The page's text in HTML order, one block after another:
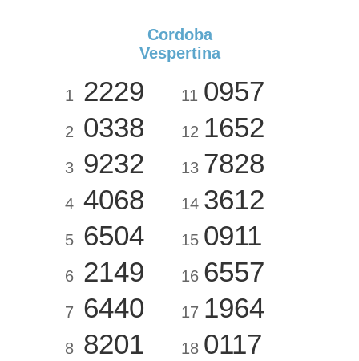
Cordoba
Vespertina
1 2229
2 0338
3 9232
4 4068
5 6504
6 2149
7 6440
8 8201
11 0957
12 1652
13 7828
14 3612
15 0911
16 6557
17 1964
18 0117